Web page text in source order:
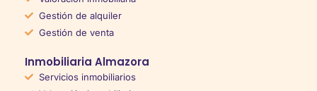
Gestión de alquiler
Gestión de venta
Inmobiliaria Almazora
Servicios inmobiliarios